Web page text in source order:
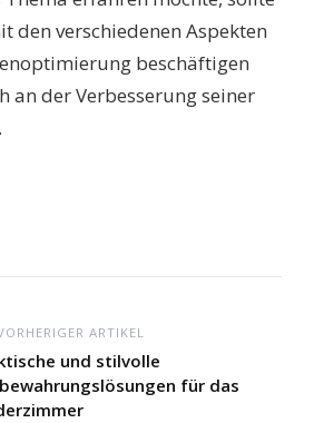
den verschiedenen Aspekten
beschäftigen
an der Verbesserung seiner
ARTIKEL
und stilvolle
für das